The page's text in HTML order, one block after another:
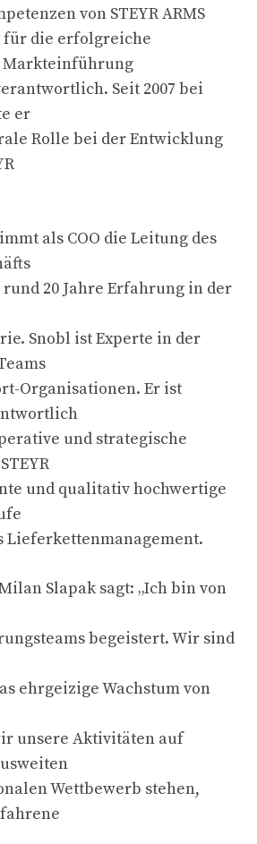
von STEYR ARMS
für die erfolgreiche
Markteinführung
Seit 2007 bei
er
Rolle bei der Entwicklung
als COO die Leitung des
20 Jahre Erfahrung in der
Snobl ist Experte in der
Organisationen. Er ist
und strategische
und qualitativ hochwertige
Lieferkettenmanagement.
Slapak sagt: „Ich bin von
begeistert. Wir sind
ehrgeizige Wachstum von
unsere Aktivitäten auf
Wettbewerb stehen,